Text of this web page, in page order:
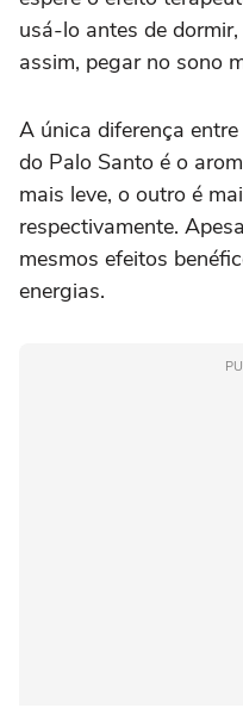
usá-lo antes de
assim, pegar no sono
A única diferença
do Palo Santo é o
mais leve, o outro é
respectivamente.
mesmos efeitos
energias.